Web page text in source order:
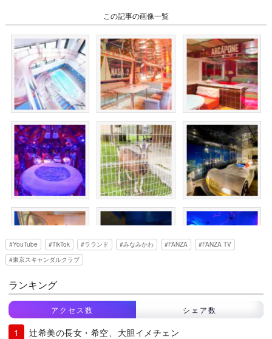
この記事の画像一覧
YouTube TikTok ラランド みなみかわ FANZA
FANZA TV
東京スキャンダルクラブ
ランキング
アクセス数 シェア数
辻希美の長女・希空、大胆イメチェン